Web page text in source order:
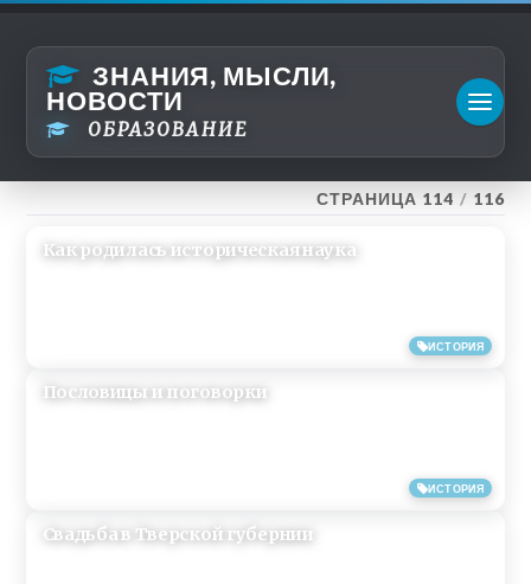
ЗНАНИЯ, МЫСЛИ,
НОВОСТИ
ОБРАЗОВАНИЕ
СТРАНИЦА 114 / 116
ИСТОРИЯ
Как родилась историческая наука
ИСТОРИЯ
Пословицы и поговорки
Свадьба в Тверской губернии